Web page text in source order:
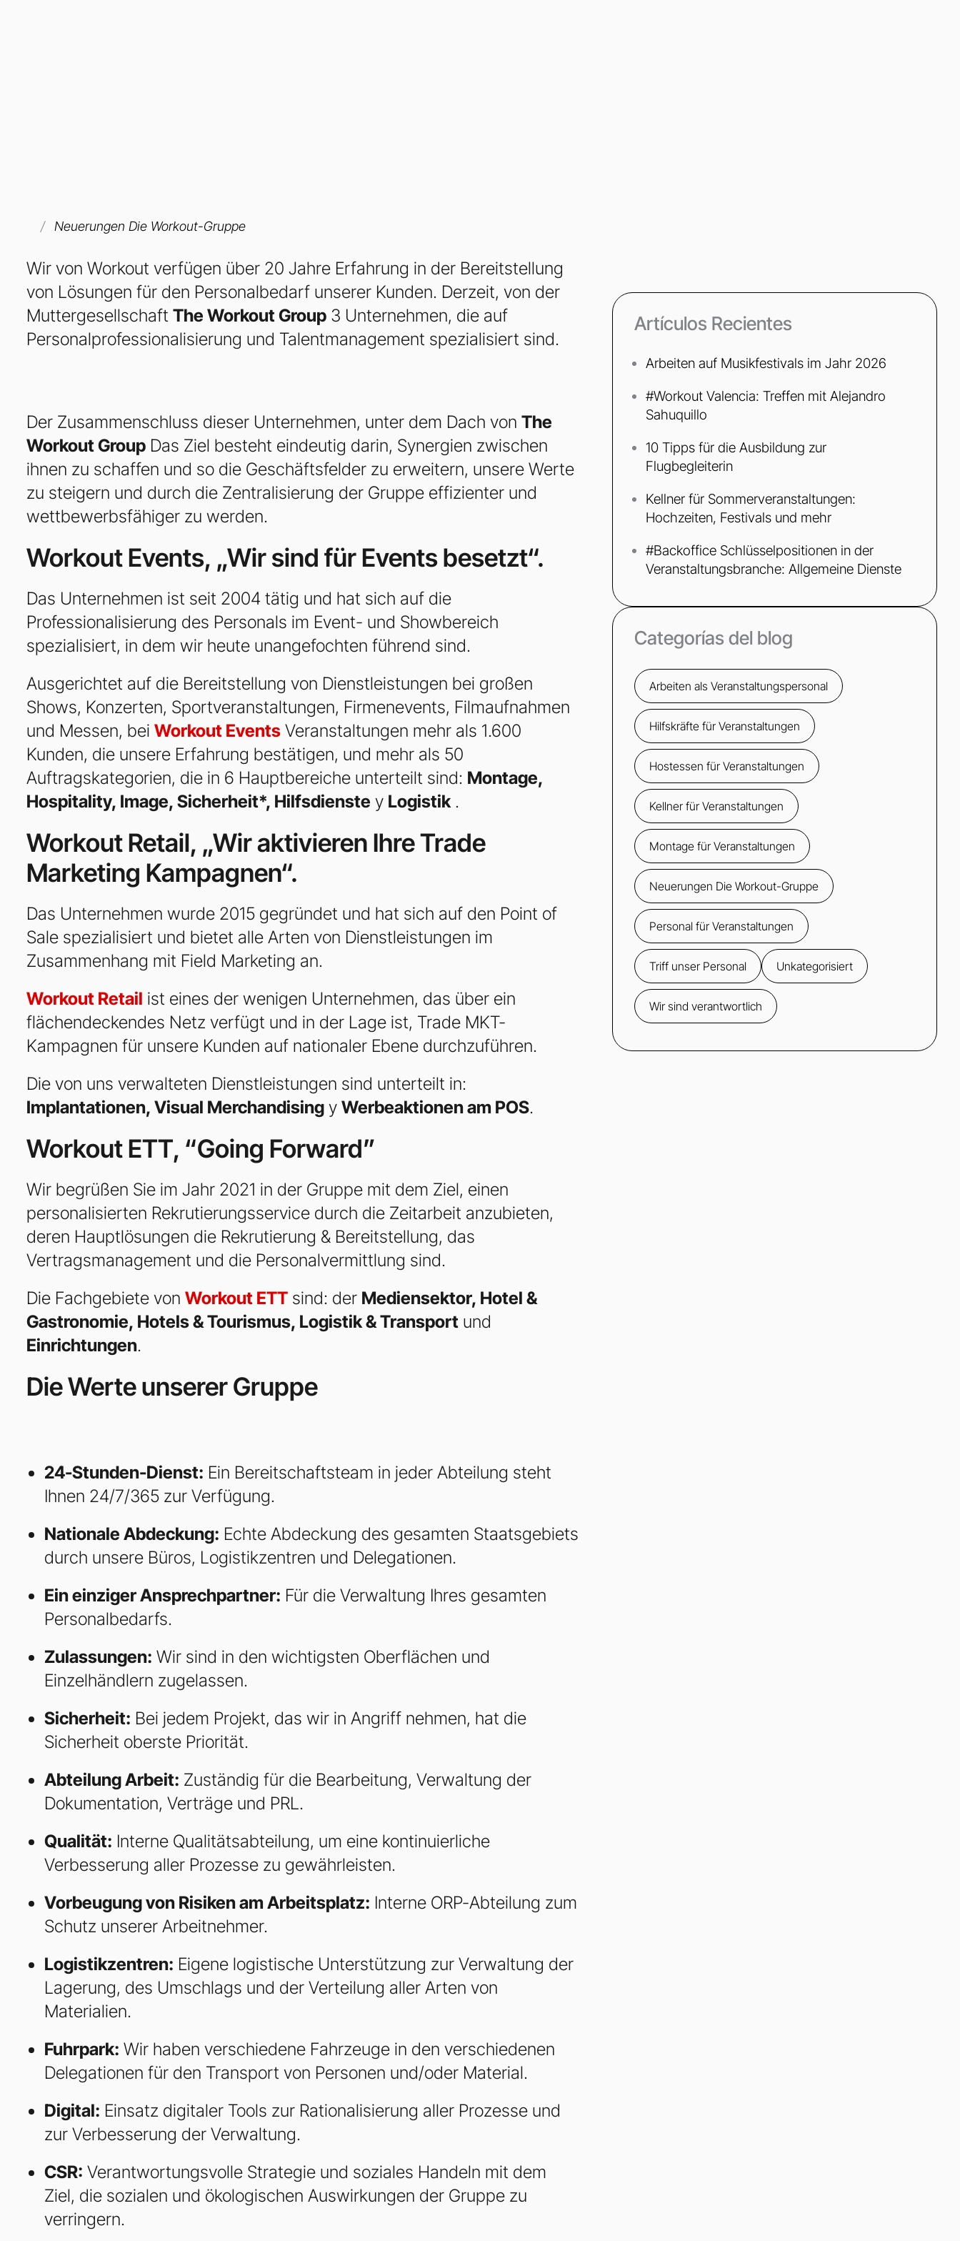
Neuerungen Die Workout-Gruppe
Wir von Workout verfügen über 20 Jahre Erfahrung in der Bereitstellung
von Lösungen für den Personalbedarf unserer Kunden. Derzeit, von der
Muttergesellschaft The Workout Group 3 Unternehmen, die auf
Personalprofessionalisierung und Talentmanagement spezialisiert sind.
Der Zusammenschluss dieser Unternehmen, unter dem Dach von The
Workout Group Das Ziel besteht eindeutig darin, Synergien zwischen
ihnen zu schaffen und so die Geschäftsfelder zu erweitern, unsere Werte
zu steigern und durch die Zentralisierung der Gruppe effizienter und
wettbewerbsfähiger zu werden.
Workout Events, „Wir sind für Events besetzt“.
Das Unternehmen ist seit 2004 tätig und hat sich auf die
Professionalisierung des Personals im Event- und Showbereich
spezialisiert, in dem wir heute unangefochten führend sind.
Ausgerichtet auf die Bereitstellung von Dienstleistungen bei großen
Shows, Konzerten, Sportveranstaltungen, Firmenevents, Filmaufnahmen
und Messen, bei Workout Events Veranstaltungen mehr als 1.600
Kunden, die unsere Erfahrung bestätigen, und mehr als 50
Auftragskategorien, die in 6 Hauptbereiche unterteilt sind: Montage,
Hospitality, Image, Sicherheit*, Hilfsdienste y Logistik.
Workout Retail, „Wir aktivieren Ihre Trade
Marketing Kampagnen“.
Das Unternehmen wurde 2015 gegründet und hat sich auf den Point of
Sale spezialisiert und bietet alle Arten von Dienstleistungen im
Zusammenhang mit Field Marketing an.
Workout Retail ist eines der wenigen Unternehmen, das über ein
flächendeckendes Netz verfügt und in der Lage ist, Trade MKT-
Kampagnen für unsere Kunden auf nationaler Ebene durchzuführen.
Die von uns verwalteten Dienstleistungen sind unterteilt in:
Implantationen, Visual Merchandising y Werbeaktionen am POS.
Workout ETT, “Going Forward”
Wir begrüßen Sie im Jahr 2021 in der Gruppe mit dem Ziel, einen
personalisierten Rekrutierungsservice durch die Zeitarbeit anzubieten,
deren Hauptlösungen die Rekrutierung & Bereitstellung, das
Vertragsmanagement und die Personalvermittlung sind.
Die Fachgebiete von Workout ETT sind: der Mediensektor, Hotel &
Gastronomie, Hotels & Tourismus, Logistik & Transport und
Einrichtungen.
Die Werte unserer Gruppe
24-Stunden-Dienst: Ein Bereitschaftsteam in jeder Abteilung steht
Ihnen 24/7/365 zur Verfügung.
Nationale Abdeckung: Echte Abdeckung des gesamten Staatsgebiets
durch unsere Büros, Logistikzentren und Delegationen.
Ein einziger Ansprechpartner: Für die Verwaltung Ihres gesamten
Personalbedarfs.
Zulassungen: Wir sind in den wichtigsten Oberflächen und
Einzelhändlern zugelassen.
Sicherheit: Bei jedem Projekt, das wir in Angriff nehmen, hat die
Sicherheit oberste Priorität.
Abteilung Arbeit: Zuständig für die Bearbeitung, Verwaltung der
Dokumentation, Verträge und PRL.
Qualität: Interne Qualitätsabteilung, um eine kontinuierliche
Verbesserung aller Prozesse zu gewährleisten.
Vorbeugung von Risiken am Arbeitsplatz: Interne ORP-Abteilung zum
Schutz unserer Arbeitnehmer.
Logistikzentren: Eigene logistische Unterstützung zur Verwaltung der
Lagerung, des Umschlags und der Verteilung aller Arten von
Materialien.
Fuhrpark: Wir haben verschiedene Fahrzeuge in den verschiedenen
Delegationen für den Transport von Personen und/oder Material.
Digital: Einsatz digitaler Tools zur Rationalisierung aller Prozesse und
zur Verbesserung der Verwaltung.
CSR: Verantwortungsvolle Strategie und soziales Handeln mit dem
Ziel, die sozialen und ökologischen Auswirkungen der Gruppe zu
verringern.
Artículos Recientes
Arbeiten auf Musikfestivals im Jahr 2026
#Workout Valencia: Treffen mit Alejandro
Sahuquillo
10 Tipps für die Ausbildung zur
Flugbegleiterin
Kellner für Sommerveranstaltungen:
Hochzeiten, Festivals und mehr
#Backoffice Schlüsselpositionen in der
Veranstaltungsbranche: Allgemeine Dienste
Categorías del blog
Arbeiten als Veranstaltungspersonal
Hilfskräfte für Veranstaltungen
Hostessen für Veranstaltungen
Kellner für Veranstaltungen
Montage für Veranstaltungen
Neuerungen Die Workout-Gruppe
Personal für Veranstaltungen
Triff unser Personal Unkategorisiert
Wir sind verantwortlich